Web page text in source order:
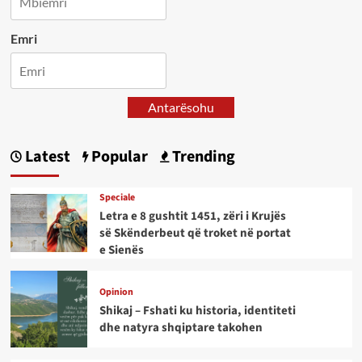
Emri
Antarësohu
Latest Popular Trending
Speciale
Letra e 8 gushtit 1451, zëri i Krujës
së Skënderbeut që troket në portat
e Sienës
Opinion
Shikaj – Fshati ku historia, identiteti
dhe natyra shqiptare takohen